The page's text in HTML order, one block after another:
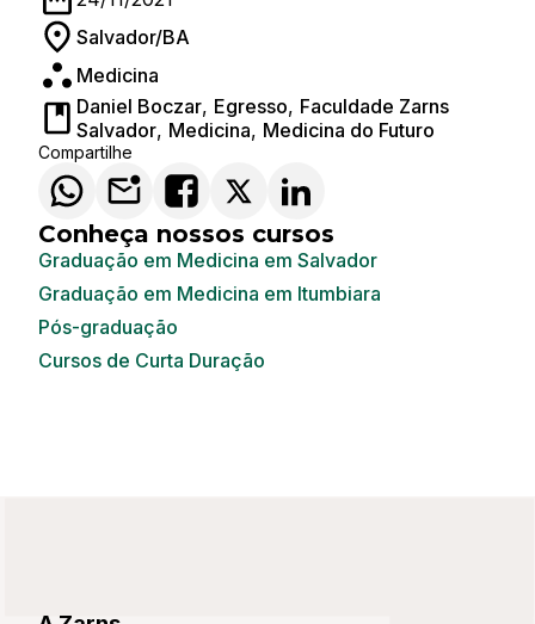
Salvador/BA
Medicina
Daniel Boczar, Egresso, Faculdade Zarns
Salvador, Medicina, Medicina do Futuro
Compartilhe
Conheça nossos cursos
Graduação em Medicina em Salvador
Graduação em Medicina em Itumbiara
Pós-graduação
Cursos de Curta Duração